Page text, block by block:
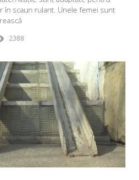
în scaun rulant. Unele femei sunt
2388